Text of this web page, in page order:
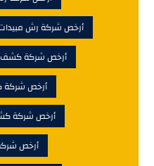
أرخص شركة رش
أرخص شركة كشف
أرخص
أرخص شركة
أرخص